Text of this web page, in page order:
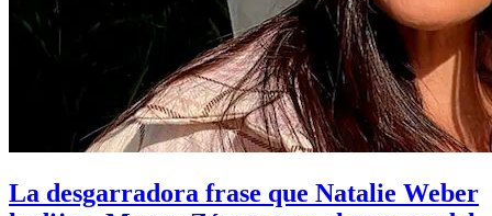
La desgarradora frase que Natalie Weber